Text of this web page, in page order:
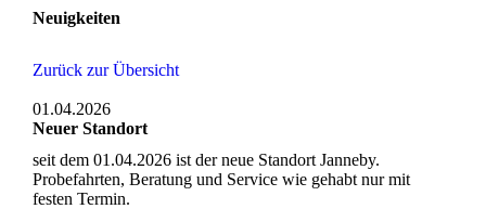
Neuigkeiten
Zurück zur Übersicht
01.04.2026
Neuer Standort
seit dem 01.04.2026 ist der neue Standort Janneby.
Probefahrten, Beratung und Service wie gehabt nur mit
festen Termin.